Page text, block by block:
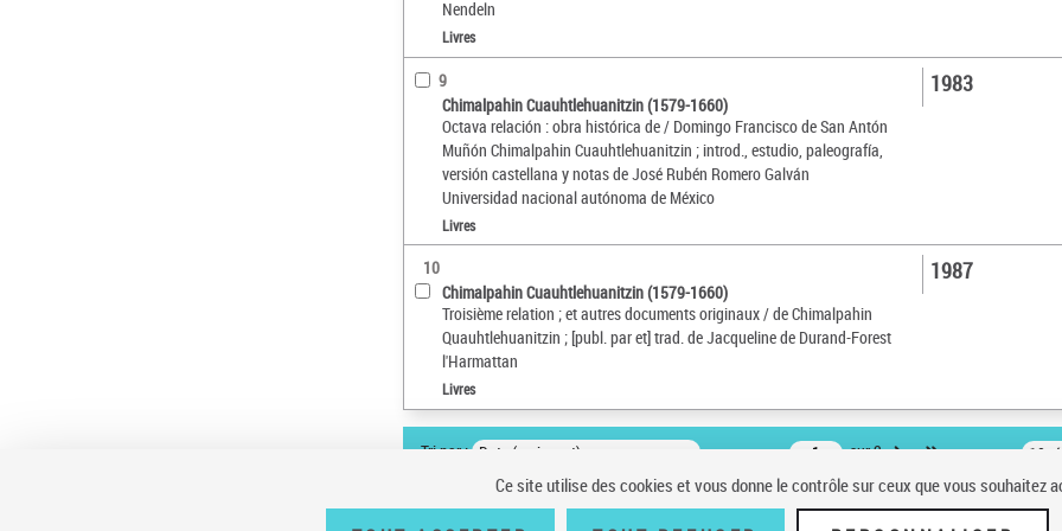
Nendeln
Livres
9
Chimalpahin Cuauhtlehuanitzin (1579-1660)
Octava relación : obra histórica de / Domingo Francisco de San Antón
Muñón Chimalpahin Cuauhtlehuanitzin ; introd., estudio, paleografía,
versión castellana y notas de José Rubén Romero Galván
Universidad nacional autónoma de México
1983
Livres
10
Chimalpahin Cuauhtlehuanitzin (1579-1660)
Troisième relation ; et autres documents originaux / de Chimalpahin
Quauhtlehuanitzin ; [publ. par et] trad. de Jacqueline de Durand-Forest
l'Harmattan
1987
Livres
Tri par : Date (croissant) sur 2 10
Ce site utilise des cookies et vous donne le contrôle sur ceux que vous souhaitez